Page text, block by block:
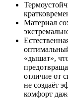
Материал
«дышат»,
отличие от
не создаёт
комфорт